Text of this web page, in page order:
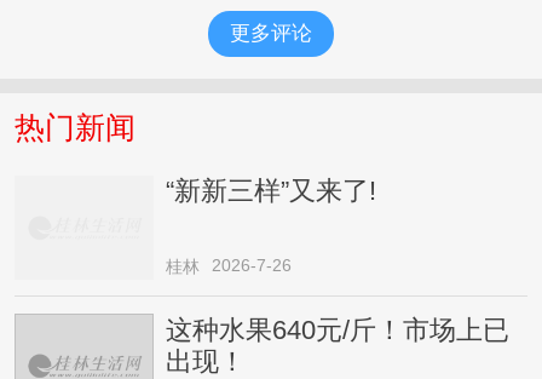
更多评论
热门新闻
“新新三样”又来了!
桂林 2026-7-26
这种水果640元/斤！市场上已
出现！